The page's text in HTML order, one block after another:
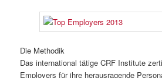
Die Methodik
Das international tätige CRF Institute
Employers für ihre herausragende